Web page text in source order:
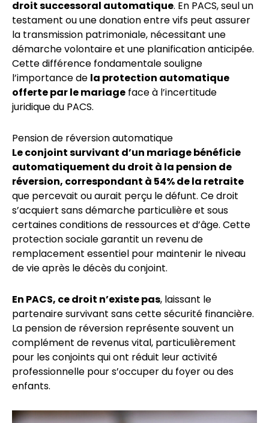
droit successoral automatique. En PACS, seul un
testament ou une donation entre vifs peut assurer
la transmission patrimoniale, nécessitant une
démarche volontaire et une planification anticipée.
Cette différence fondamentale souligne
l’importance de la protection automatique
offerte par le mariage face à l’incertitude
juridique du PACS.
Pension de réversion automatique
Le conjoint survivant d’un mariage bénéficie
automatiquement du droit à la pension de
réversion, correspondant à 54% de la retraite
que percevait ou aurait perçu le défunt. Ce droit
s’acquiert sans démarche particulière et sous
certaines conditions de ressources et d’âge. Cette
protection sociale garantit un revenu de
remplacement essentiel pour maintenir le niveau
de vie après le décès du conjoint.
En PACS, ce droit n’existe pas, laissant le
partenaire survivant sans cette sécurité financière.
La pension de réversion représente souvent un
complément de revenus vital, particulièrement
pour les conjoints qui ont réduit leur activité
professionnelle pour s’occuper du foyer ou des
enfants.